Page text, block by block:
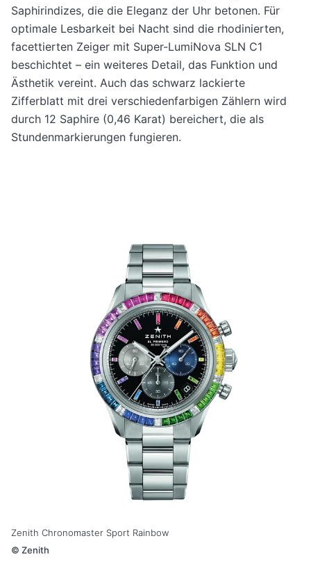
Saphirindizes, die die Eleganz der Uhr betonen. Für
optimale Lesbarkeit bei Nacht sind die rhodinierten,
facettierten Zeiger mit Super-LumiNova SLN C1
beschichtet – ein weiteres Detail, das Funktion und
Ästhetik vereint. Auch das schwarz lackierte
Zifferblatt mit drei verschiedenfarbigen Zählern wird
durch 12 Saphire (0,46 Karat) bereichert, die als
Stundenmarkierungen fungieren.
Zenith Chronomaster Sport Rainbow
© Zenith